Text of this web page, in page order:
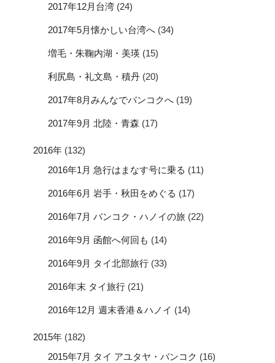
2017年12月台湾 (24)
2017年5月懐かしい台湾へ (34)
増毛・朱鞠内湖・美瑛 (15)
利尻島・礼文島・積丹 (20)
2017年8月みんなでバンコクへ (19)
2017年9月 北陸・青森 (17)
2016年 (132)
2016年1月 急行はまなす号に乗る (11)
2016年6月 岩手・秋田をめぐる (17)
2016年7月 バンコク・ハノイの旅 (22)
2016年9月 函館へ何回も (14)
2016年9月 タイ北部旅行 (33)
2016年末 タイ旅行 (21)
2016年12月 週末香港＆ハノイ (14)
2015年 (182)
2015年7月 タイ アユタヤ・バンコク (16)